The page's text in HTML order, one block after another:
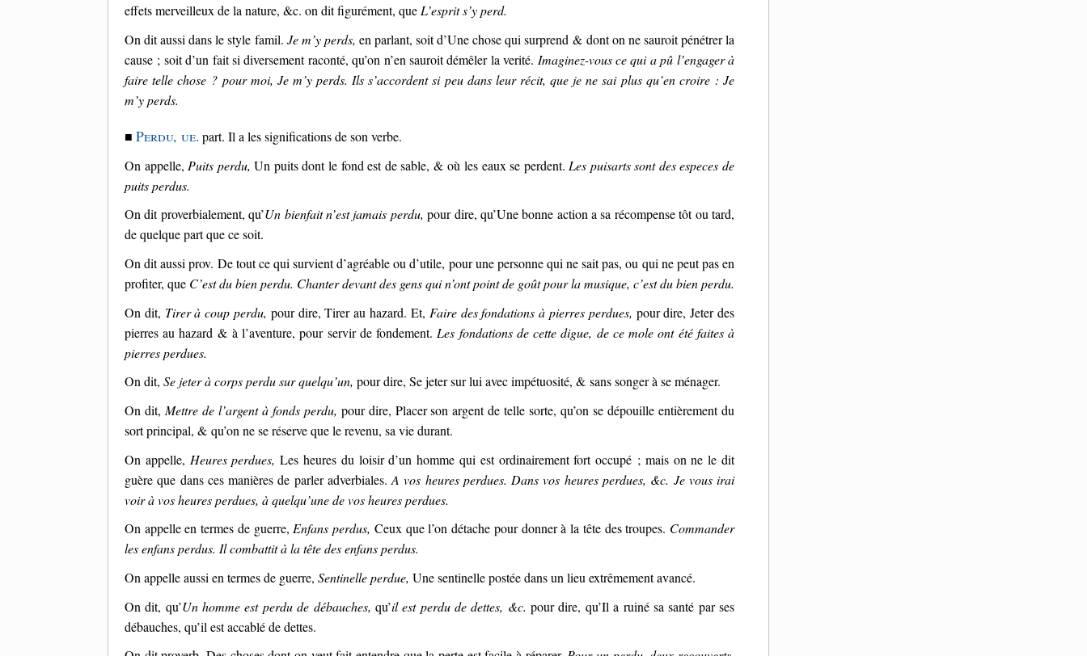
effets merveilleux de la nature, &c. on dit figurément, queL’esprit s’y perd.
On dit aussi dans le style famil. Je m’y perds, en parlant, soit d’Une chose qui surprend & dont on ne sauroit pénétrer la
cause ; soit d’un fait si diversement raconté, qu’on n’en sauroit démêler la verité. Imaginez-vous ce qui a pû l’engager à
faire telle chose ? pour moi, Je m’y perds. Ils s’accordent si peu dans leur récit, que je ne sai plus qu’en croire : Je
m’y perds.
■ Perdu, ue. part. Il a les significations de son verbe.
On appelle, Puits perdu, Un puits dont le fond est de sable, & où les eaux se perdent. Les puisarts sont des especes de
puits perdus.
On dit proverbialement, qu’Un bienfait n’est jamais perdu, pour dire, qu’Une bonne action a sa récompense tôt ou tard,
de quelque part que ce soit.
On dit aussi prov. De tout ce qui survient d’agréable ou d’utile, pour une personne qui ne sait pas, ou qui ne peut pas en
profiter, que C’est du bien perdu. Chanter devant des gens qui n’ont point de goût pour la musique, c’est du bien perdu.
On dit, Tirer à coup perdu, pour dire, Tirer au hazard. Et, Faire des fondations à pierres perdues, pour dire, Jeter des
pierres au hazard & à l’aventure, pour servir de fondement. Les fondations de cette digue, de ce mole ont été faites à
pierres perdues.
On dit, Se jeter à corps perdu sur quelqu’un, pour dire, Se jeter sur lui avec impétuosité, & sans songer à se ménager.
On dit, Mettre de l’argent à fonds perdu, pour dire, Placer son argent de telle sorte, qu’on se dépouille entièrement du
sort principal, & qu’on ne se réserve que le revenu, sa vie durant.
On appelle, Heures perdues, Les heures du loisir d’un homme qui est ordinairement fort occupé ; mais on ne le dit
guère que dans ces manières de parler adverbiales.A vos heures perdues. Dans vos heures perdues, &c. Je vous irai
voir à vos heures perdues, à quelqu’une de vos heures perdues.
On appelle entermes de guerre, Enfans perdus, Ceux que l’on détache pour donner à la tête des troupes. Commander
les enfans perdus. Il combattit à la tête des enfans perdus.
On appelle aussi en termes de guerre, Sentinelle perdue, Une sentinelle postée dans un lieu extrêmement avancé.
On dit, qu’Un homme est perdu de débauches, qu’il est perdu de dettes, &c. pour dire, qu’Il a ruiné sa santé par ses
débauches, qu’il est accablé de dettes.